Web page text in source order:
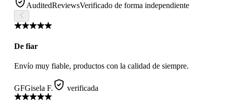
AuditedReviewsVerificado de forma independiente
De fiar
Envío muy fiable, productos con la calidad de siempre.
GFGisela F. verificada